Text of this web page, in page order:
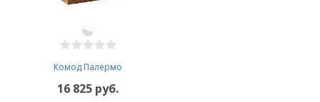
Комод Палермо
16 825 руб.